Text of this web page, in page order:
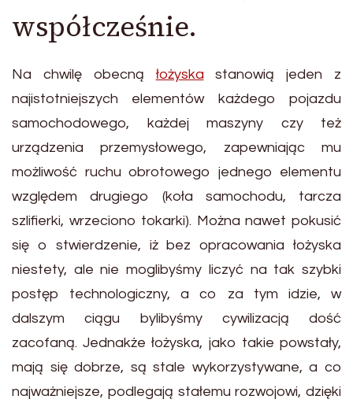
współcześnie.
Na chwilę obecną łożyska stanowią jeden z
najistotniejszych elementów każdego pojazdu
samochodowego, każdej maszyny czy też
urządzenia przemysłowego, zapewniając mu
możliwość ruchu obrotowego jednego elementu
względem drugiego (koła samochodu, tarcza
szlifierki, wrzeciono tokarki). Można nawet pokusić
się o stwierdzenie, iż bez opracowania łożyska
niestety, ale nie moglibyśmy liczyć na tak szybki
postęp technologiczny, a co za tym idzie, w
dalszym ciągu bylibyśmy cywilizacją dość
zacofaną. Jednakże łożyska, jako takie powstały,
mają się dobrze, są stale wykorzystywane, a co
najważniejsze, podlegają stałemu rozwojowi, dzięki